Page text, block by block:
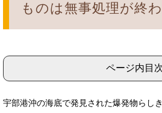
ものは無事処理が終
ページ内目
宇部港沖の海底で発見された爆発物らし